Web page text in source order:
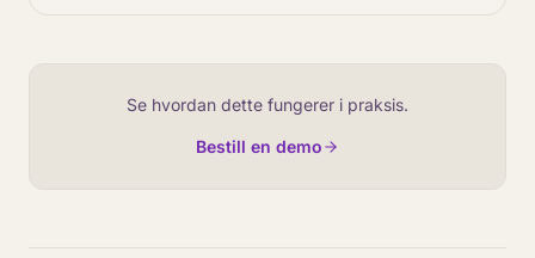
Se hvordan dette fungerer i praksis.
Bestill en demo